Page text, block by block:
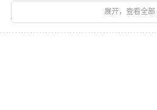
角色，物资分配失衡加剧抵触情绪。
展开，查看全部